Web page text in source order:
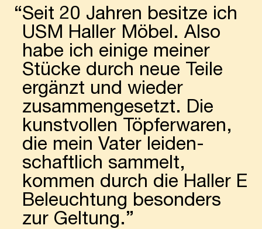
“Seit 20 Jahren besitze ich
USM Haller Möbel. Also
habe ich einige meiner
Stücke durch neue Teile
ergänzt und wieder
zusam­menge­setzt. Die
kunst­vollen Töpfer­waren,
die mein Vater leiden­
schaft­lich sammelt,
kommen durch die Haller E
Beleuch­tung besonders
zur Geltung.”